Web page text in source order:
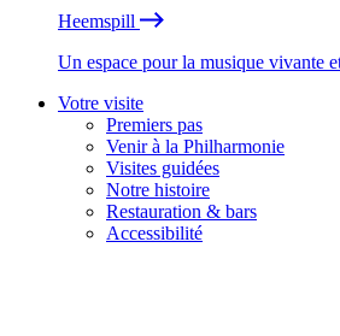
Heemspill
Un espace pour la musique vivante
Votre visite
Premiers pas
Venir à la Philharmonie
Visites guidées
Notre histoire
Restauration & bars
Accessibilité